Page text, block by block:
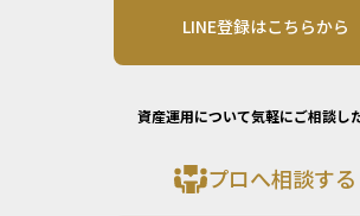
LINE登録はこちらから
資産運用について気軽にご相談し
プロへ相談する